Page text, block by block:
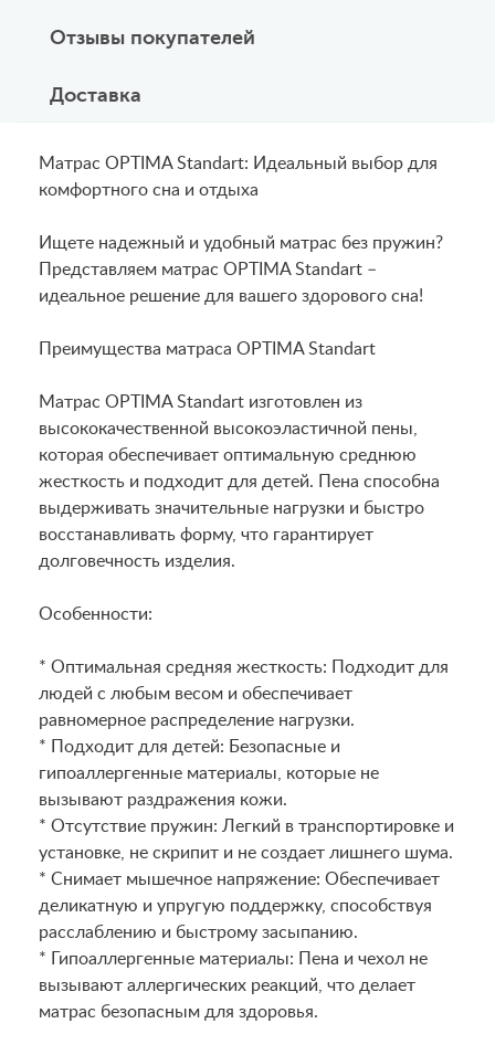
Отзывы покупателей
Доставка
Матрас OPTIMA Standart: Идеальный выбор для
комфортного сна и отдыха
Ищете надежный и удобный матрас без пружин?
Представляем матрас OPTIMA Standart –
идеальное решение для вашего здорового сна!
Преимущества матраса OPTIMA Standart
Матрас OPTIMA Standart изготовлен из
высококачественной высокоэластичной пены,
которая обеспечивает оптимальную среднюю
жесткость и подходит для детей. Пена способна
выдерживать значительные нагрузки и быстро
восстанавливать форму, что гарантирует
долговечность изделия.
Особенности:
* Оптимальная средняя жесткость: Подходит для
людей с любым весом и обеспечивает
равномерное распределение нагрузки.
* Подходит для детей: Безопасные и
гипоаллергенные материалы, которые не
вызывают раздражения кожи.
* Отсутствие пружин: Легкий в транспортировке и
установке, не скрипит и не создает лишнего шума.
* Снимает мышечное напряжение: Обеспечивает
деликатную и упругую поддержку, способствуя
расслаблению и быстрому засыпанию.
* Гипоаллергенные материалы: Пена и чехол не
вызывают аллергических реакций, что делает
матрас безопасным для здоровья.